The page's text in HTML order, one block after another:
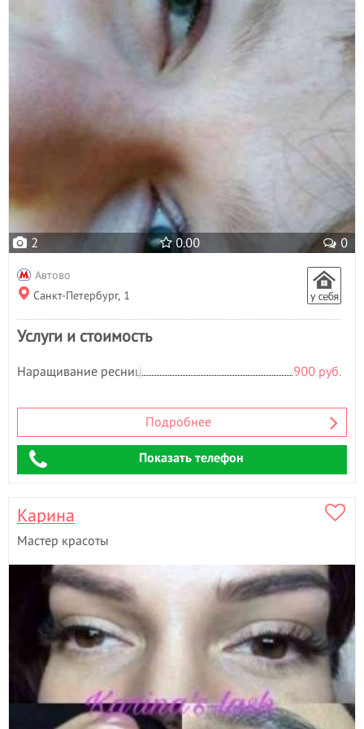
Пирсинг
Плетение кос
С
Свадебные прически- 17
- 1
Т
Татуаж
У
Увеличение губ
Ф
Фитнесс массаж
Ч
Чистка лица
Шугаринг- 2
Эпиляция
2 0.00 0
Автово
Санкт-Петербург, 1
Услуги и стоимость
Наращивание ресниц 900 руб.
Подробнее
Показать телефон
Карина
Мастер красоты